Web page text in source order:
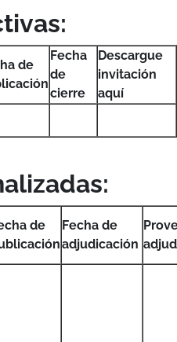
de
Fecha
de
cierre
Descargue
invitación
aquí
de
Fecha de
adjudicación